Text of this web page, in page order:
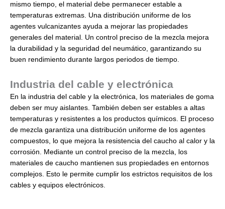
mismo tiempo, el material debe permanecer estable a
temperaturas extremas. Una distribución uniforme de los
agentes vulcanizantes ayuda a mejorar las propiedades
generales del material. Un control preciso de la mezcla mejora
la durabilidad y la seguridad del neumático, garantizando su
buen rendimiento durante largos periodos de tiempo.
Industria del cable y electrónica
En la industria del cable y la electrónica, los materiales de goma
deben ser muy aislantes. También deben ser estables a altas
temperaturas y resistentes a los productos químicos. El proceso
de mezcla garantiza una distribución uniforme de los agentes
compuestos, lo que mejora la resistencia del caucho al calor y la
corrosión. Mediante un control preciso de la mezcla, los
materiales de caucho mantienen sus propiedades en entornos
complejos. Esto le permite cumplir los estrictos requisitos de los
cables y equipos electrónicos.